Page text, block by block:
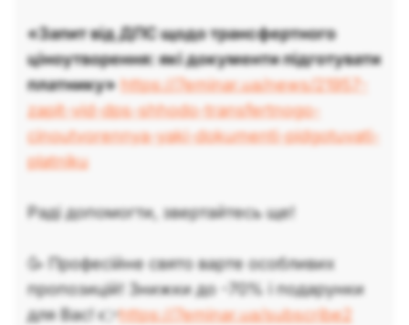
«Запит від ДПС щодо трансфертного
ціноутворення: які документи підготувати
платнику» https://7eminar.ua/news/21957-
zapit-vid-dps-shhodo-transfertnogo-
cinoutvorennya-yaki-dokumenti-pidgotuvati-
platniku
Раді допомогти, звертайтесь ще!
🥳 Професійне свято варте особливих
пропозицій! Знижки до -70% і подарунки
для Вас! 👉https://7eminar.ua/subscribe2